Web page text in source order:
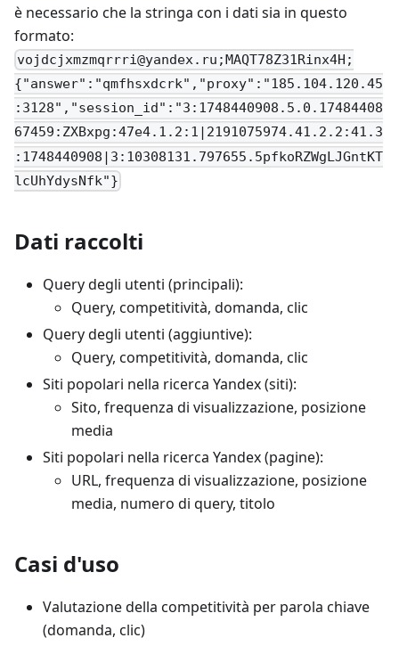
è necessario che la stringa con i dati sia in questo
formato:
vojdcjxmzmqrrri@yandex.ru ;MAQT78Z31Rinx4H;
{"answer":"qmfhsxdcrk","proxy":"185.104.120.45
:3128","session_id":"3:1748440908.5.0.17484408
67459:ZXBxpg:47e4.1.2:1|2191075974.41.2.2:41.3
:1748440908|3:10308131.797655.5pfkoRZWgLJGntKT
lcUhYdysNfk"}
Dati raccolti
Query degli utenti (principali):
Query, competitività, domanda, clic
Query degli utenti (aggiuntive):
Query, competitività, domanda, clic
Siti popolari nella ricerca Yandex (siti):
Sito, frequenza di visualizzazione, posizione
media
Siti popolari nella ricerca Yandex (pagine):
URL, frequenza di visualizzazione, posizione
media, numero di query, titolo
Casi d'uso
Valutazione della competitività per parola chiave
(domanda, clic)